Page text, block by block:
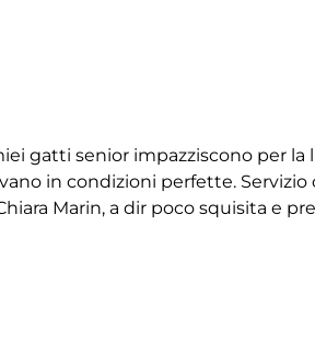
gatti senior impazziscono per la
in condizioni perfette.
Marin, a dir poco squisita e